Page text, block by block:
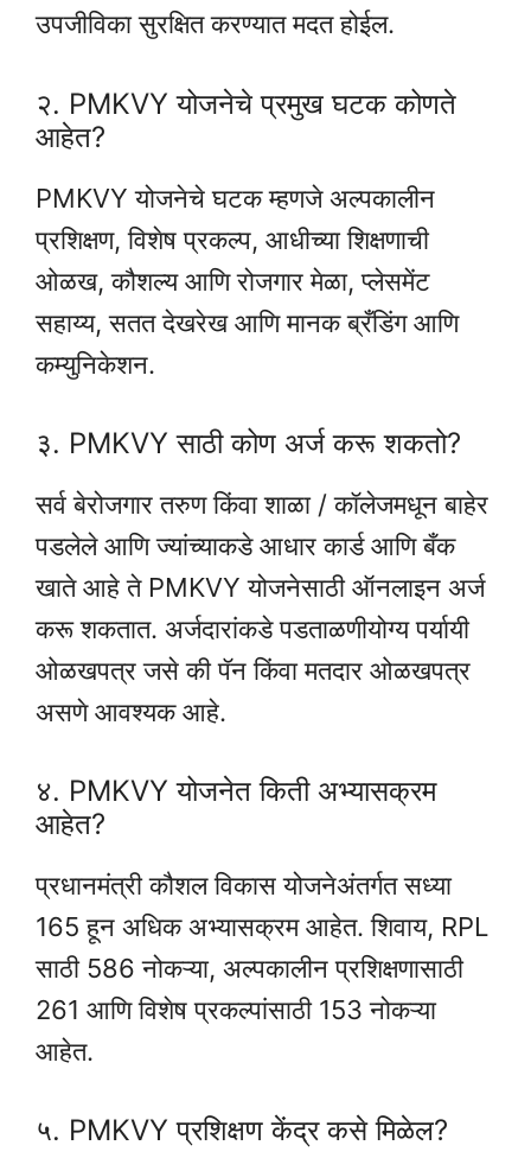
उपजीविका सुरक्षित करण्यात मदत होईल.
२. PMKVY योजनेचे प्रमुख घटक कोणते
आहेत?
PMKVY योजनेचे घटक म्हणजे अल्पकालीन
प्रशिक्षण, विशेष प्रकल्प, आधीच्या शिक्षणाची
ओळख, कौशल्य आणि रोजगार मेळा, प्लेसमेंट
सहाय्य, सतत देखरेख आणि मानक ब्रँडिंग आणि
कम्युनिकेशन.
३. PMKVY साठी कोण अर्ज करू शकतो?
सर्व बेरोजगार तरुण किंवा शाळा / कॉलेजमधून बाहेर
पडलेले आणि ज्यांच्याकडे आधार कार्ड आणि बँक
खाते आहे ते PMKVY योजनेसाठी ऑनलाइन अर्ज
करू शकतात. अर्जदारांकडे पडताळणीयोग्य पर्यायी
ओळखपत्र जसे की पॅन किंवा मतदार ओळखपत्र
असणे आवश्यक आहे.
४. PMKVY योजनेत किती अभ्यासक्रम
आहेत?
प्रधानमंत्री कौशल विकास योजनेअंतर्गत सध्या
165 हून अधिक अभ्यासक्रम आहेत. शिवाय, RPL
साठी 586 नोकऱ्या, अल्पकालीन प्रशिक्षणासाठी
261 आणि विशेष प्रकल्पांसाठी 153 नोकऱ्या
आहेत.
५. PMKVY प्रशिक्षण केंद्र कसे मिळेल?